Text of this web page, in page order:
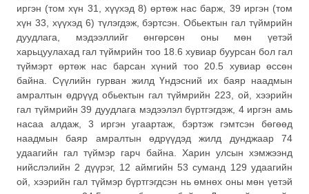
иргэн (том хүн 31, хүүхэд 8) өртөж нас барж, 39 иргэн (том
хүн 33, хүүхэд 6) түлэгдэж, бэртсэн. Обьектын гал түймрийн
дуудлага, мэдээллийг өнгөрсөн оны мөн үетэй
харьцуулахад гал түймрийн тоо 18.6 хувиар буурсан бол гал
түймэрт өртөж нас барсан хүний тоо 20.5 хувиар өссөн
байна. Сүүлийн гурван жилд Үндэсний их баяр наадмын
амралтын өдрүүд обьектын гал түймрийн 223, ой, хээрийн
гал түймрийн 39 дуудлага мэдээлэл бүртгэгдэж, 4 иргэн амь
насаа алдаж, 3 иргэн угаартаж, бэртэж гэмтсэн бөгөөд
наадмын баяр амралтын өдрүүдэд жилд дунджаар 74
удаагийн гал түймэр гарч байна. Харин улсын хэмжээнд
нийслэлийн 2 дүүрэг, 12 аймгийн 53 суманд 129 удаагийн
ой, хээрийн гал түймэр бүртгэгдсэн нь өмнөх оны мөн үетэй